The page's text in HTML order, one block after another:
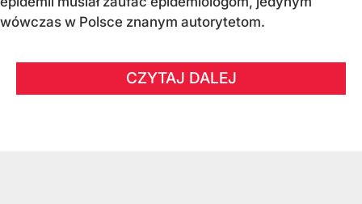
wówczas w Polsce znanym autorytetom.
CZYTAJ DALEJ